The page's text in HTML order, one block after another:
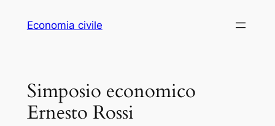
Economia civile
Simposio economico
Ernesto Rossi